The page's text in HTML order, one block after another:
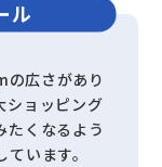
ル
広さがあり
ショッピング
たくなるよう
います。